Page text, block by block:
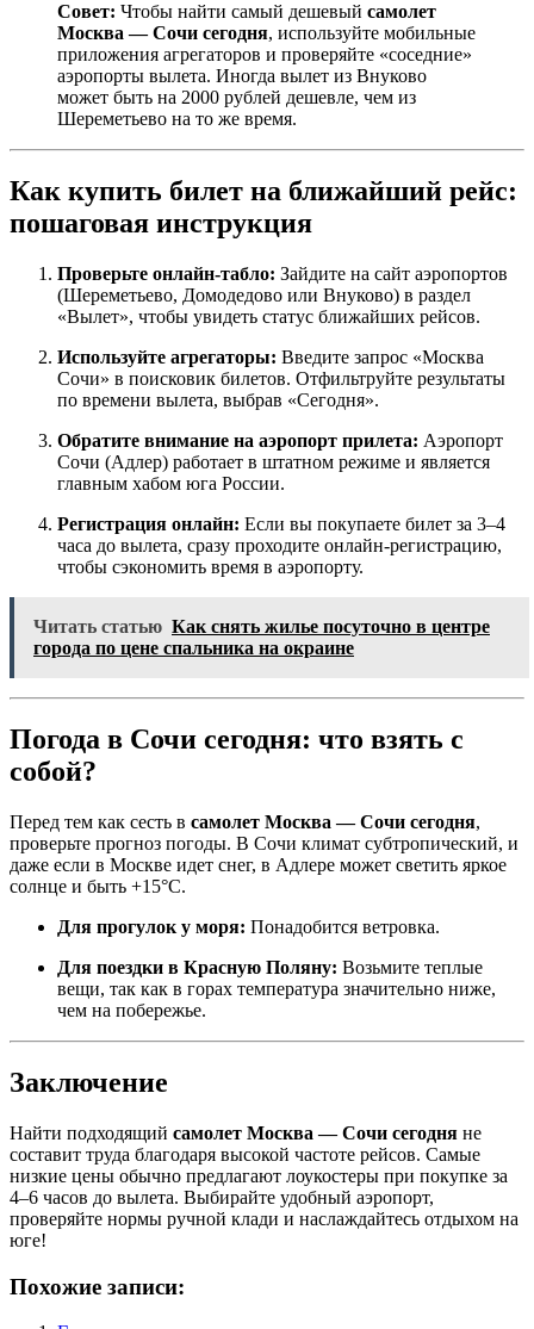
Совет: Чтобы найти самый дешевый самолет
Москва — Сочи сегодня, используйте мобильные
приложения агрегаторов и проверяйте «соседние»
аэропорты вылета. Иногда вылет из Внуково
может быть на 2000 рублей дешевле, чем из
Шереметьево на то же время.
Как купить билет на ближайший рейс:
пошаговая инструкция
Проверьте онлайн-табло: Зайдите на сайт аэропортов
(Шереметьево, Домодедово или Внуково) в раздел
«Вылет», чтобы увидеть статус ближайших рейсов.
Используйте агрегаторы: Введите запрос «Москва
Сочи» в поисковик билетов. Отфильтруйте результаты
по времени вылета, выбрав «Сегодня».
Обратите внимание на аэропорт прилета: Аэропорт
Сочи (Адлер) работает в штатном режиме и является
главным хабом юга России.
Регистрация онлайн: Если вы покупаете билет за 3–4
часа до вылета, сразу проходите онлайн-регистрацию,
чтобы сэкономить время в аэропорту.
Читать статью Как снять жилье посуточно в центре
города по цене спальника на окраине
Погода в Сочи сегодня: что взять с
собой?
Перед тем как сесть в самолет Москва — Сочи сегодня,
проверьте прогноз погоды. В Сочи климат субтропический, и
даже если в Москве идет снег, в Адлере может светить яркое
солнце и быть +15°C.
Для прогулок у моря: Понадобится ветровка.
Для поездки в Красную Поляну: Возьмите теплые
вещи, так как в горах температура значительно ниже,
чем на побережье.
Заключение
Найти подходящий самолет Москва — Сочи сегодня не
составит труда благодаря высокой частоте рейсов. Самые
низкие цены обычно предлагают лоукостеры при покупке за
4–6 часов до вылета. Выбирайте удобный аэропорт,
проверяйте нормы ручной клади и наслаждайтесь отдыхом на
юге!
Похожие записи: